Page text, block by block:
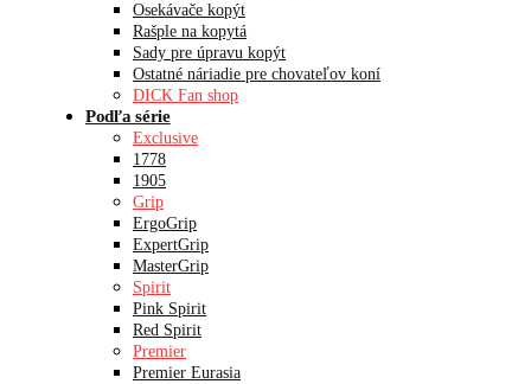
Osekávače kopýt
Rašple na kopytá
Sady pre úpravu kopýt
Ostatné náriadie pre chovateľov koní
DICK Fan shop
Podľa série
Exclusive
1778
1905
Grip
ErgoGrip
ExpertGrip
MasterGrip
Spirit
Pink Spirit
Red Spirit
Premier
Premier Eurasia